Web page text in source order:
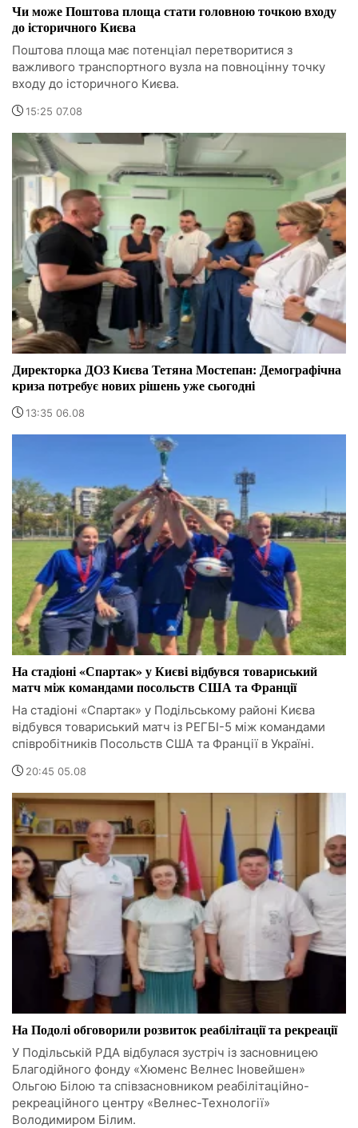
Чи може Поштова площа стати головною точкою входу
до історичного Києва
Поштова площа має потенціал перетворитися з
важливого транспортного вузла на повноцінну точку
входу до історичного Києва.
15:25 07.08
Директорка ДОЗ Києва Тетяна Мостепан: Демографічна
криза потребує нових рішень уже сьогодні
13:35 06.08
На стадіоні «Спартак» у Києві відбувся товариський
матч між командами посольств США та Франції
На стадіоні «Спартак» у Подільському районі Києва
відбувся товариський матч із РЕГБІ-5 між командами
співробітників Посольств США та Франції в Україні.
20:45 05.08
На Подолі обговорили розвиток реабілітації та рекреації
У Подільській РДА відбулася зустріч із засновницею
Благодійного фонду «Хюменс Велнес Іновейшен»
Ольгою Білою та співзасновником реабілітаційно-
рекреаційного центру «Велнес-Технології»
Володимиром Білим.